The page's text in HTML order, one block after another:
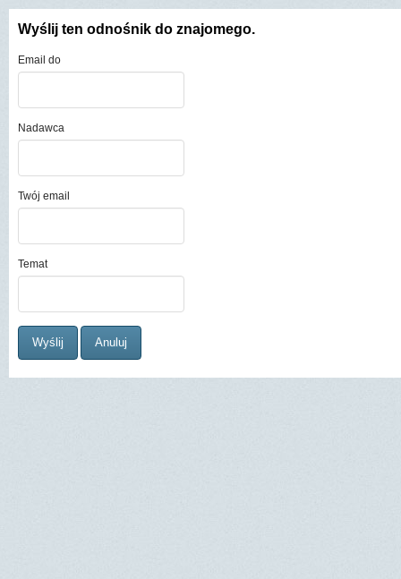
Wyślij ten odnośnik do znajomego.
Email do
Nadawca
Twój email
Temat